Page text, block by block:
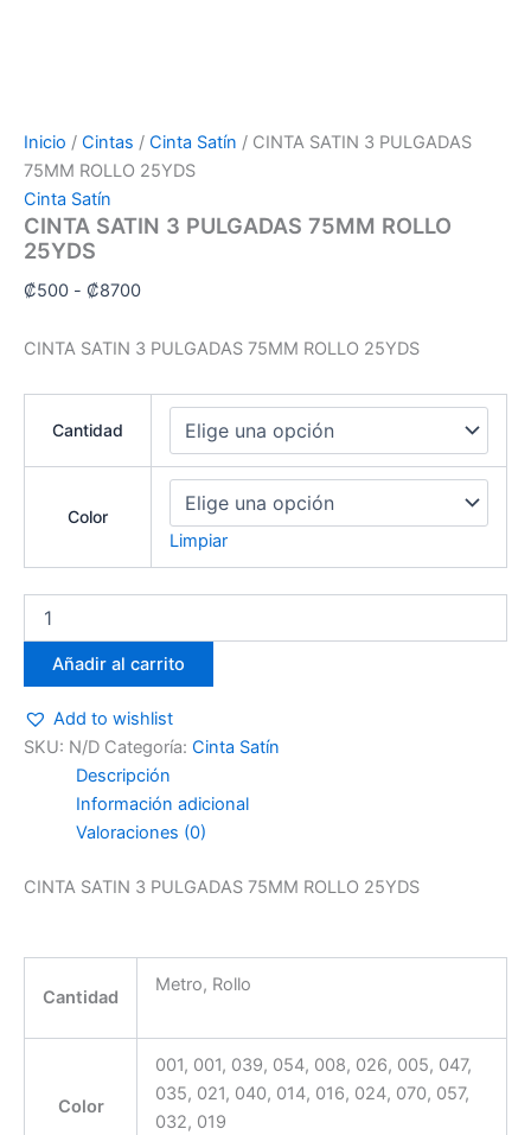
Inicio / Cintas / Cinta Satín / CINTA SATIN 3 PULGADAS
75MM ROLLO 25YDS
Cinta Satín
CINTA SATIN 3 PULGADAS 75MM ROLLO
25YDS
₡500 - ₡8700
CINTA SATIN 3 PULGADAS 75MM ROLLO 25YDS
Cantidad
Color
Limpiar
Añadir al carrito
Add to wishlist
SKU: N/D Categoría: Cinta Satín
Descripción
Información adicional
Valoraciones (0)
CINTA SATIN 3 PULGADAS 75MM ROLLO 25YDS
Cantidad
Metro, Rollo
Color
001, 001, 039, 054, 008, 026, 005, 047,
035, 021, 040, 014, 016, 024, 070, 057,
032, 019